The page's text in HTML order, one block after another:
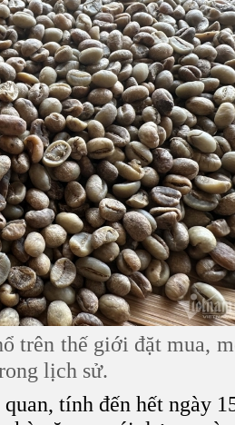
trên thế giới đặt mua,
lịch sử.
tính đến hết ngày